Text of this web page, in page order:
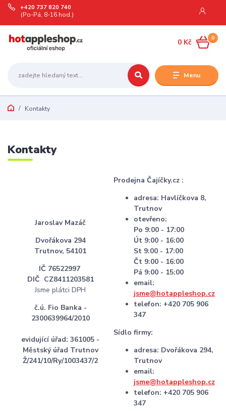
Menu
+420 737 820 740
(Po-Pá, 8-16 hod.)
0
0 Kč
Kontakty
Kontakty
Jaroslav Mazáč
Dvořákova 294
Trutnov, 54101
IČ 76522997
DIČ CZ8411203581
Jsme plátci DPH
č.ú. Fio Banka -
2300639964/2010
evidující úřad: 361005 -
Městský úřad Trutnov
Ž/241/10/Ry/1003437/2
Prodejna Čajíčky.cz :
adresa: Havlíčkova 8,
Trutnov
otevřeno:
Po 9:00 - 17:00
Út 9:00 - 16:00
St 9:00 - 17:00
Čt 9:00 - 16:00
Pá 9:00 - 15:00
email:
jsme@hotappleshop.cz
telefon: +420 705 906
347
Sídlo firmy:
adresa: Dvořákova 294,
Trutnov
email:
jsme@hotappleshop.cz
telefon: +420 705 906
347